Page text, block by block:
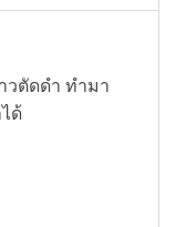
วตัดดำ ทำมา
ด้